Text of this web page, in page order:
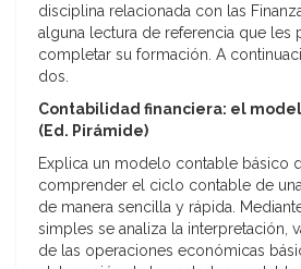
disciplina relacionada con las
alguna lectura de referencia que les
completar su formación. A
dos.
Contabilidad financiera: el
(Ed. Pirámide)
Explica un modelo contable básico
comprender el ciclo contable de
de manera sencilla y rápida.
simples se analiza la interpretación,
de las operaciones económicas